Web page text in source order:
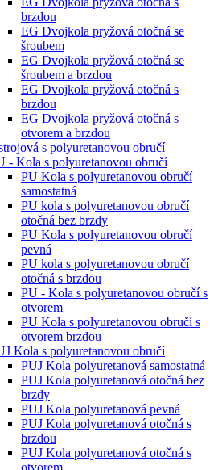
brzdou
EG Dvojkola pryžová otočná se
šroubem
EG Dvojkola pryžová otočná se
šroubem a brzdou
EG Dvojkola pryžová otočná s
brzdou
EG Dvojkola pryžová otočná s
otvorem a brzdou
s polyuretanovou obručí
- Kola s polyuretanovou obručí
PU Kola s polyuretanovou obručí
samostatná
PU kola s polyuretanovou obručí
otočná bez brzdy
PU Kola s polyuretanovou obručí
pevná
PU kola s polyuretanovou obručí
otočná s brzdou
PU - Kola s polyuretanovou obručí s
otvorem
PU Kola s polyuretanovou obručí s
otvorem brzdou
Kola s polyuretanovou obručí
PUJ Kola polyuretanová samostatná
PUJ Kola polyuretanová otočná bez
brzdy
PUJ Kola polyuretanová pevná
PUJ Kola polyuretanová otočná s
brzdou
PUJ Kola polyuretanová otočná s
otvorem